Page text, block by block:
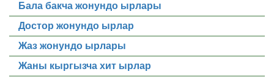
Бала бакча жонундо ырлары
Достор жонундо ырлар
Жаз жонундо ырлары
Жаны кыргызча хит ырлар